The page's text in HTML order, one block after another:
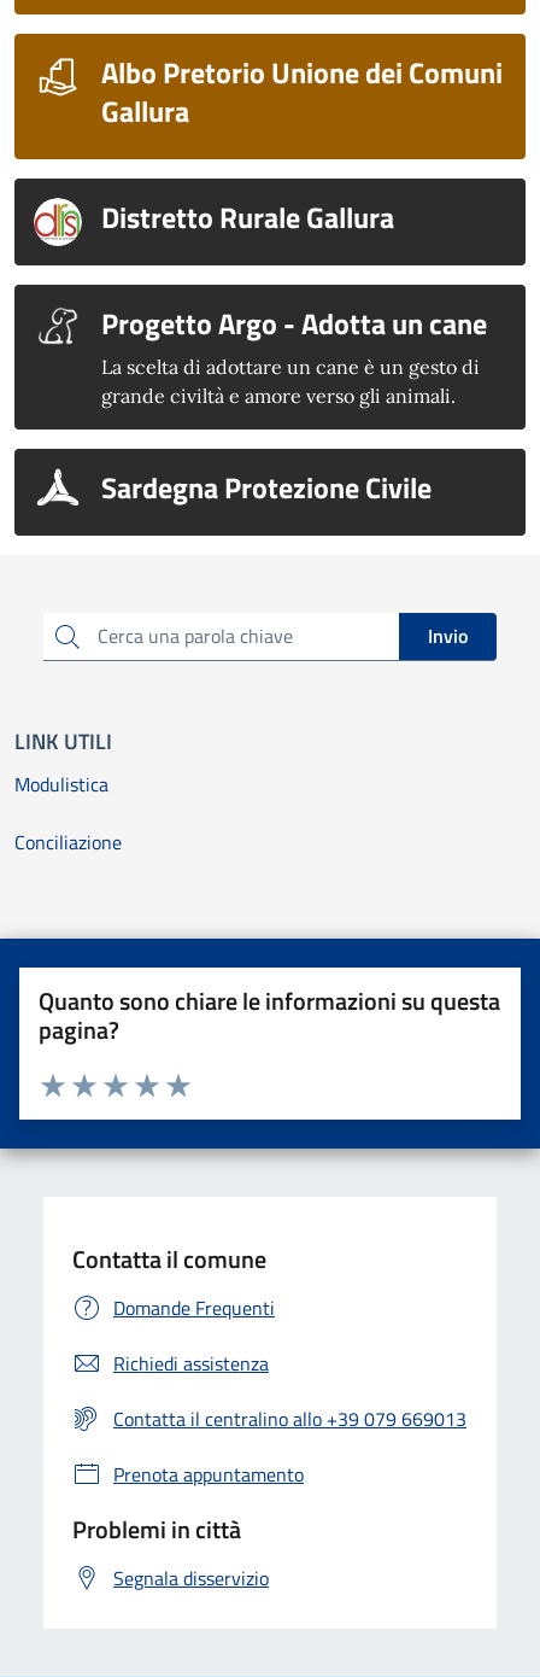
Albo Pretorio Unione dei Comuni
Gallura
Distretto Rurale Gallura
Progetto Argo - Adotta un cane
La scelta di adottare un cane è un gesto di
grande civiltà e amore verso gli animali.
Sardegna Protezione Civile
Cerca una parola chiave Invio
LINK UTILI
Modulistica
Conciliazione
Quanto sono chiare le informazioni su questa
pagina?
Valuta da 1 a 5 stelle la pagina
Valuta 5 stelle su 5
Valuta 4 stelle su 5
Valuta 3 stelle su 5
Valuta 2 stelle su 5
Valuta una stella su 5
Contatta il comune
Domande Frequenti
Richiedi assistenza
Contatta il centralino allo +39 079 669013
Prenota appuntamento
Problemi in città
Segnala disservizio